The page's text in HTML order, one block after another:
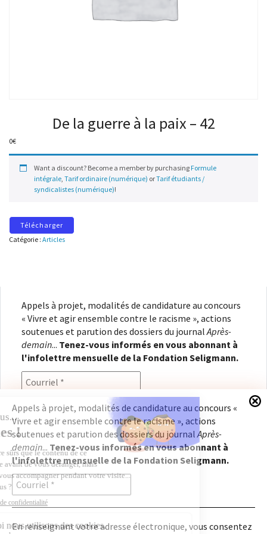
De la guerre à la paix – 42
0€
Want a discount? Become a member by purchasing Formule
intégrale, Tarif ordinaire (numérique) orTarif étudiants /
syndicalistes (numérique)!
Télécharger
Catégorie : Articles
Appels à projet, modalités de candidature au concours
« Vivre et agir ensemble contre le racisme », actions
soutenues et parution des dossiers du journal Après-
demain... Tenez-vous informés en vous abonnant à
l'infolettre mensuelle de la Fondation Seligmann.
En renseignant votre adresse électronique, vous
consentez à recevoir l'infolettre de la Fondation
Seligmann, conformément à notrepolitique de
confidentialité. Il vous sera possible de vous
désabonner à tout moment.
Appels à projet, modalités de candidature au concours «
Vivre et agir ensemble contre le racisme », actions
soutenues et parution des dossiers du journalAprès-
demain... Tenez-vous informés en vous abonnant à
l'infolettre mensuelle de la Fondation Seligmann.
En renseignant votre adresse électronique, vous consentez